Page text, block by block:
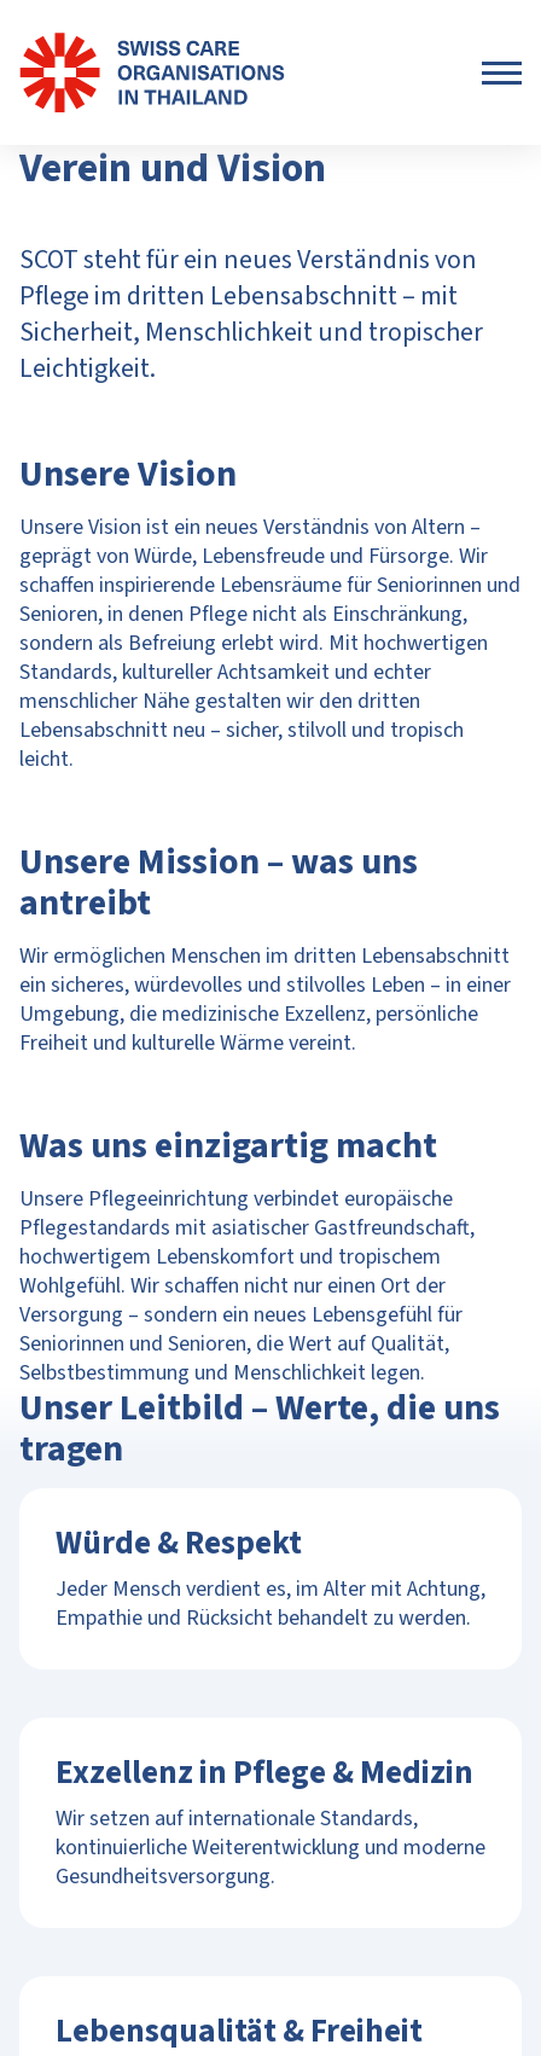
Verein und Vision
SCOT steht für ein neues Verständnis von
Pflege im dritten Lebensabschnitt – mit
Sicherheit, Menschlichkeit und tropischer
Leichtigkeit.
Unsere Vision
Unsere Vision ist ein neues Verständnis von Altern –
geprägt von Würde, Lebensfreude und Fürsorge. Wir
schaffen inspirierende Lebensräume für Seniorinnen und
Senioren, in denen Pflege nicht als Einschränkung,
sondern als Befreiung erlebt wird. Mit hochwertigen
Standards, kultureller Achtsamkeit und echter
menschlicher Nähe gestalten wir den dritten
Lebensabschnitt neu – sicher, stilvoll und tropisch
leicht.
Unsere Mission – was uns
antreibt
Wir ermöglichen Menschen im dritten Lebensabschnitt
ein sicheres, würdevolles und stilvolles Leben – in einer
Umgebung, die medizinische Exzellenz, persönliche
Freiheit und kulturelle Wärme vereint.
Was uns einzigartig macht
Unsere Pflegeeinrichtung verbindet europäische
Pflegestandards mit asiatischer Gastfreundschaft,
hochwertigem Lebenskomfort und tropischem
Wohlgefühl. Wir schaffen nicht nur einen Ort der
Versorgung – sondern ein neues Lebensgefühl für
Seniorinnen und Senioren, die Wert auf Qualität,
Selbstbestimmung und Menschlichkeit legen.
Unser Leitbild – Werte, die uns
tragen
Würde & Respekt
Jeder Mensch verdient es, im Alter mit Achtung,
Empathie und Rücksicht behandelt zu werden.
Exzellenz in Pflege & Medizin
Wir setzen auf internationale Standards,
kontinuierliche Weiterentwicklung und moderne
Gesundheitsversorgung.
Lebensqualität & Freiheit